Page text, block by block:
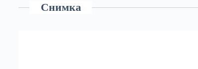
Снимка